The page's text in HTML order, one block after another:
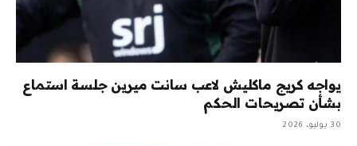
يواجه كريج ماكليش لاعب سانت ميرين جلسة استماع
بشأن تصريحات الحكم
30 يوليو، 2026